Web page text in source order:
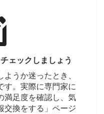
ェックしましょう
うか迷ったとき、
す。実際に専門家に
満足度を確認し、気
交換をする」ページ